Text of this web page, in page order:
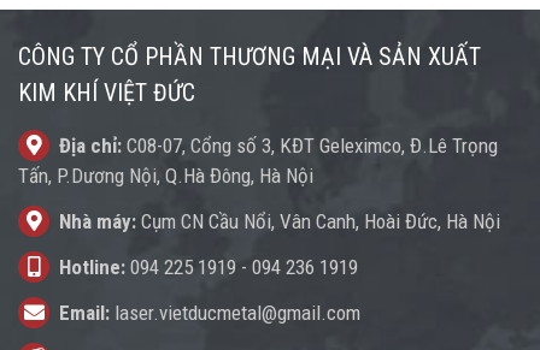
CÔNG TY CỔ PHẦN THƯƠNG MẠI VÀ SẢN XUẤT
KIM KHÍ VIỆT ĐỨC
Địa chỉ: C08-07, Cổng số 3, KĐT Geleximco, Đ.Lê Trọng
Tấn, P.Dương Nội, Q.Hà Đông, Hà Nội
Nhà máy: Cụm CN Cầu Nổi, Vân Canh, Hoài Đức, Hà Nội
Hotline: 094 225 1919 - 094 236 1919
Email: laser.vietducmetal@gmail.com